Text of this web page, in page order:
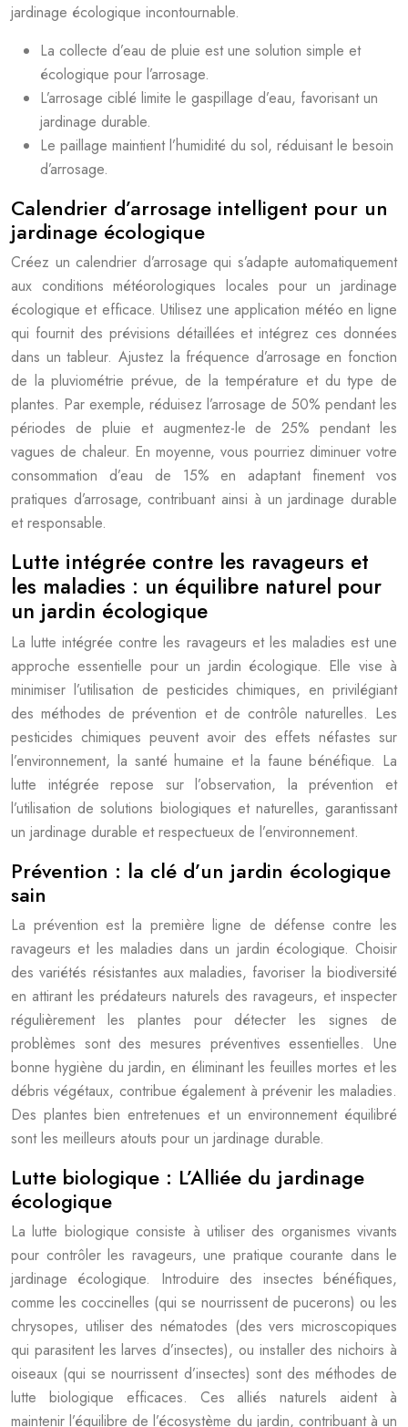
jardinage écologique incontournable.
La collecte d’eau de pluie est une solution simple et
écologique pour l’arrosage.
L’arrosage ciblé limite le gaspillage d’eau, favorisant un
jardinage durable.
Le paillage maintient l’humidité du sol, réduisant le besoin
d’arrosage.
Calendrier d’arrosage intelligent pour un
jardinage écologique
Créez un calendrier d’arrosage qui s’adapte automatiquement
aux conditions météorologiques locales pour un jardinage
écologique et efficace. Utilisez une application météo en ligne
qui fournit des prévisions détaillées et intégrez ces données
dans un tableur. Ajustez la fréquence d’arrosage en fonction
de la pluviométrie prévue, de la température et du type de
plantes. Par exemple, réduisez l’arrosage de 50% pendant les
périodes de pluie et augmentez-le de 25% pendant les
vagues de chaleur. En moyenne, vous pourriez diminuer votre
consommation d’eau de 15% en adaptant finement vos
pratiques d’arrosage, contribuant ainsi à un jardinage durable
et responsable.
Lutte intégrée contre les ravageurs et
les maladies : un équilibre naturel pour
un jardin écologique
La lutte intégrée contre les ravageurs et les maladies est une
approche essentielle pour un jardin écologique. Elle vise à
minimiser l’utilisation de pesticides chimiques, en privilégiant
des méthodes de prévention et de contrôle naturelles. Les
pesticides chimiques peuvent avoir des effets néfastes sur
l’environnement, la santé humaine et la faune bénéfique. La
lutte intégrée repose sur l’observation, la prévention et
l’utilisation de solutions biologiques et naturelles, garantissant
un jardinage durable et respectueux de l’environnement.
Prévention : la clé d’un jardin écologique
sain
La prévention est la première ligne de défense contre les
ravageurs et les maladies dans un jardin écologique. Choisir
des variétés résistantes aux maladies, favoriser la biodiversité
en attirant les prédateurs naturels des ravageurs, et inspecter
régulièrement les plantes pour détecter les signes de
problèmes sont des mesures préventives essentielles. Une
bonne hygiène du jardin, en éliminant les feuilles mortes et les
débris végétaux, contribue également à prévenir les maladies.
Des plantes bien entretenues et un environnement équilibré
sont les meilleurs atouts pour un jardinage durable.
Lutte biologique : L’Alliée du jardinage
écologique
La lutte biologique consiste à utiliser des organismes vivants
pour contrôler les ravageurs, une pratique courante dans le
jardinage écologique. Introduire des insectes bénéfiques,
comme les coccinelles (qui se nourrissent de pucerons) ou les
chrysopes, utiliser des nématodes (des vers microscopiques
qui parasitent les larves d’insectes), ou installer des nichoirs à
oiseaux (qui se nourrissent d’insectes) sont des méthodes de
lutte biologique efficaces. Ces alliés naturels aident à
maintenir l’équilibre de l’écosystème du jardin, contribuant à un